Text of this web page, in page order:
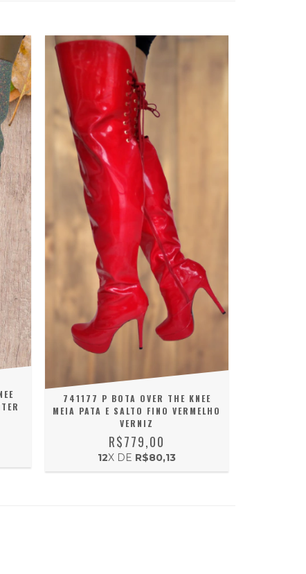
741177 P BOTA OVER THE KNEE
MEIA PATA E SALTO FINO VERMELHO
VERNIZ
R$779,00
12X DE R$80,13